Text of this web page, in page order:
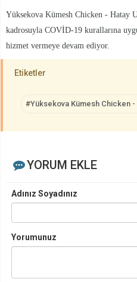
Yüksekova Kümesh Chicken - Hatay
kadrosuyla COVİD-19 kurallarına
hizmet vermeye devam ediyor.
Etiketler
#Yüksekova Kümesh Chicken -
YORUM EKLE
Adınız Soyadınız
Yorumunuz